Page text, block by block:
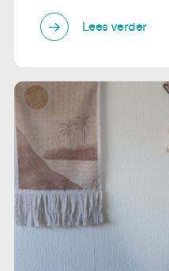
Lees verder